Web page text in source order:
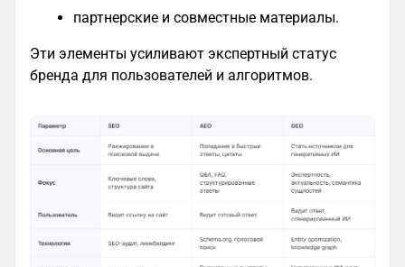
партнерские и совместные материалы.
Эти элементы усиливают экспертный статус
бренда для пользователей и алгоритмов.